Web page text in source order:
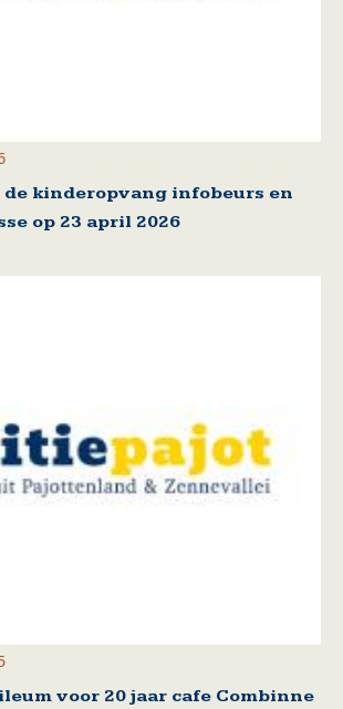
de kinderopvang infobeurs en
op 23 april 2026
voor 20 jaar cafe Combinne